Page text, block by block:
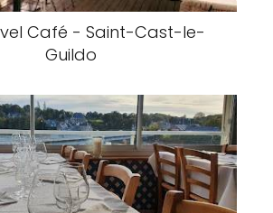
Café - Saint-Cast-le-
Guildo